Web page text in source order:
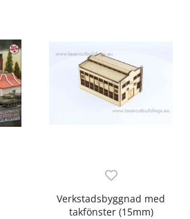
Verkstadsbyggnad med
takfönster (15mm)